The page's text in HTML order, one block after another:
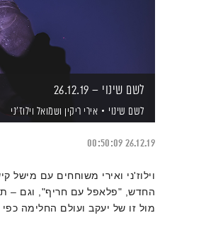
לשם שינוי – 26.12.19
לשם שינוי אירי ריקין ושמואל וילוז'ני
26.12.19
00:50:09
וילוז'ני ואירי משוחחים עם מישל
החדש, "פלאפל עם חריף", וגם –
מול זו של יעקב ועולם החלימה